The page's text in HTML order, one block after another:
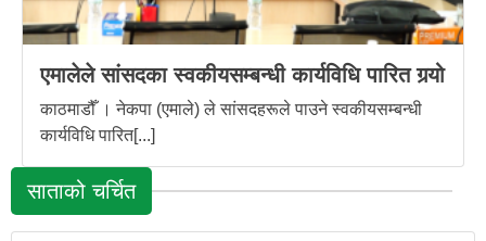
एमालेले सांसदका स्वकीयसम्बन्धी कार्यविधि पारित गर्‍यो
काठमाडौँ । नेकपा (एमाले) ले सांसदहरूले पाउने स्वकीयसम्बन्धी
कार्यविधि पारित[...]
साताको चर्चित